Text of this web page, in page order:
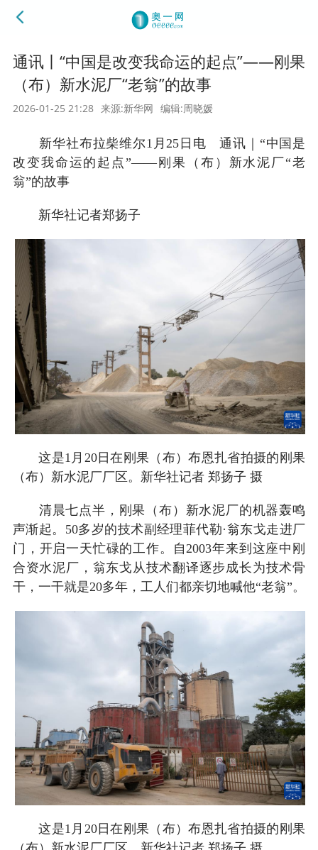
通讯丨“中国是改变我命运的起点”——刚果
（布）新水泥厂“老翁”的故事
2026-01-25 21:28 来源:新华网 编辑:周晓媛
新华社布拉柴维尔1月25日电 通讯｜“中国是
改变我命运的起点”——刚果（布）新水泥厂“老
翁”的故事
新华社记者郑扬子
这是1月20日在刚果（布）布恩扎省拍摄的刚果
（布）新水泥厂厂区。新华社记者 郑扬子 摄
清晨七点半，刚果（布）新水泥厂的机器轰鸣
声渐起。50多岁的技术副经理菲代勒·翁东戈走进厂
门，开启一天忙碌的工作。自2003年来到这座中刚
合资水泥厂，翁东戈从技术翻译逐步成长为技术骨
干，一干就是20多年，工人们都亲切地喊他“老翁”。
这是1月20日在刚果（布）布恩扎省拍摄的刚果